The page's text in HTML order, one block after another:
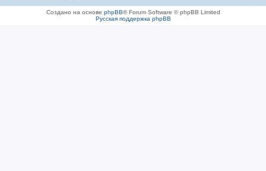
Создано на основе phpBB® Forum Software © phpBB Limited
Русская поддержка phpBB